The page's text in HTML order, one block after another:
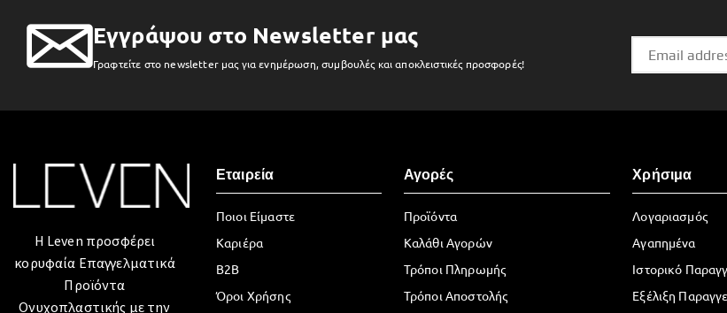
Εγγράψου στο Newsletter μας
Γραφτείτε στο newsletter μας για ενημέρωση, συμβουλές και αποκλειστικές προσφορές!
Η Leven προσφέρει
κορυφαία Επαγγελματικά
Προϊόντα
Ονυχοπλαστικής με την
Εταιρεία
Ποιοι Είμαστε
Καριέρα
B2B
Όροι Χρήσης
Αγορές
Προϊόντα
Καλάθι Αγορών
Τρόποι Πληρωμής
Τρόποι Αποστολής
Χρήσιμα
Λογαριασμός
Αγαπημένα
Ιστορικό
Εξέλιξη